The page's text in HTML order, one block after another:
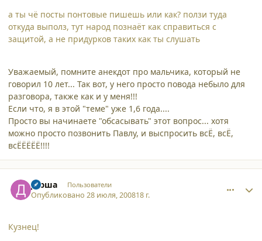
а ты чё посты понтовые пишешь или как? ползи туда
откуда выполз, тут народ познаёт как справиться с
защитой, а не придурков таких как ты слушать
Уважаемый, помните анекдот про мальчика, который не
говорил 10 лет... Так вот, у него просто повода небыло для
разговора, также как и у меня!!!
Если что, я в этой "теме" уже 1,6 года....
Просто вы начинаете "обсасывать" этот вопрос... хотя
можно просто позвонить Павлу, и выспросить всЁ, всЁ,
всЁЁЁЁЁ!!!!
Дюша Пользователи
Опубликовано28 июля, 200818 г.
Кузнец!